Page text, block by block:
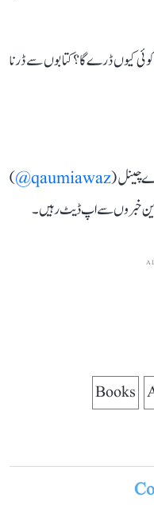
کیوں ڈرے گا؟ کتابوں سے ڈرنا
چینل (qaumiawaz@
)
خبروں سے اپ ڈیٹ رہیں۔
Books